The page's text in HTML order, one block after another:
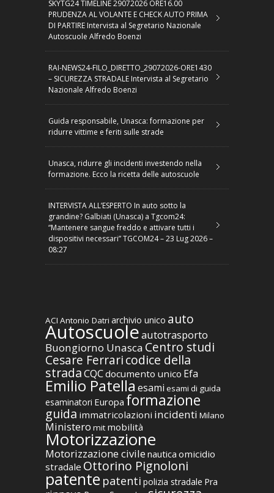
SKYTG24 TIMELINE 29072026 ORE16.00
PRUDENZA AL VOLANTE E CHECK AUTO PRIMA
DI PARTIRE Intervista al Segretario Nazionale
Autoscuole Alfredo Boenzi
RAI-NEWS24-FILO_DIRETTO_29072026-ORE1430
– SICUREZZA STRADALE Intervista al Segretario
Nazionale Alfredo Boenzi
Guida responsabile, Unasca: formazione per
ridurre vittime e feriti sulle strade
Unasca, ridurre gli incidenti investendo nella
formazione. Ecco la ricetta delle autoscuole
INTERVISTA ALL’ESPERTO In auto sotto la
grandine? Galbiati (Unasca) a Tgcom24:
“Mantenere sangue freddo e attivare tutti i
dispositivi necessari” TGCOM24 – 23 Lug 2026 –
08:27
ACI Antonio Datri archivio unico auto
Autoscuoleautotrasporto
Buongiorno Unasca Centro studi
Cesare Ferraricodice della
stradaCQCdocumento unico Efa
Emilio Patella esami esami di guida
esaminatori Europa formazione
guida immatricolazioni incidenti Milano
Ministero mit mobilità
Motorizzazione
Motorizzazione civile nautica omicidio
stradale Ottorino Pignoloni
patente patenti polizia stradale Pra